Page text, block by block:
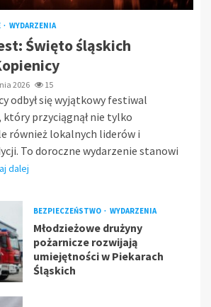
WYDARZENIA
Święto śląskich
2026 15
odbył się wyjątkowy festiwal
który przyciągnął nie tylko
również lokalnych liderów i
To doroczne wydarzenie stanowi
dalej
BEZPIECZEŃSTWO WYDARZENIA
Młodzieżowe drużyny
pożarnicze rozwijają
umiejętności w Piekarach
Śląskich